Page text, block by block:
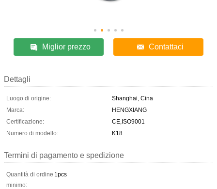
Miglior prezzo Contattaci
Dettagli
Luogo di origine:
Shanghai, Cina
Marca:
HENGXIANG
Certificazione:
CE,ISO9001
Numero di modello:
K18
Termini di pagamento e spedizione
Quantità di ordine
minimo:
1pcs